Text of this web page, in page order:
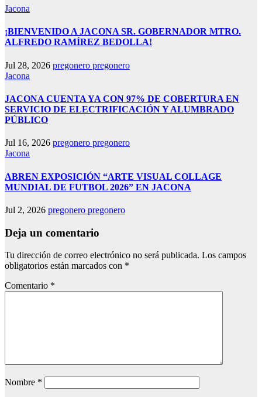
Jacona
¡BIENVENIDO A JACONA SR. GOBERNADOR MTRO.
ALFREDO RAMÍREZ BEDOLLA!
Jul 28, 2026 pregonero pregonero
Jacona
JACONA CUENTA YA CON 97% DE COBERTURA EN
SERVICIO DE ELECTRIFICACIÓN Y ALUMBRADO
PÚBLICO
Jul 16, 2026 pregonero pregonero
Jacona
ABREN EXPOSICIÓN “ARTE VISUAL COLLAGE
MUNDIAL DE FUTBOL 2026” EN JACONA
Jul 2, 2026 pregonero pregonero
Deja un comentario
Tu dirección de correo electrónico no será publicada. Los campos
obligatorios están marcados con *
Comentario *
Nombre *